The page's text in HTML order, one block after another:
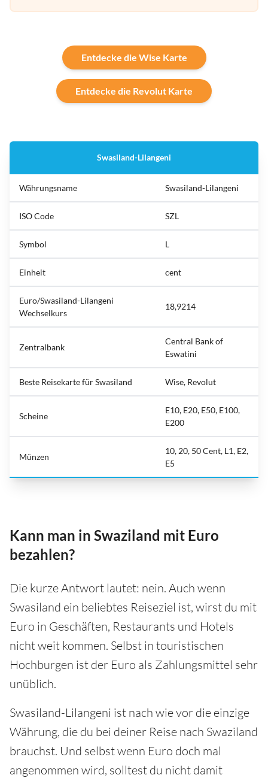
Entdecke die Wise Karte
Entdecke die Revolut Karte
Swasiland-Lilangeni
Währungsname Swasiland-Lilangeni
ISO Code SZL
Symbol ‎L
Einheit cent
Euro/Swasiland-Lilangeni
Wechselkurs
18,9214
Zentralbank
Central Bank of
Eswatini
Beste Reisekarte für Swasiland Wise, Revolut
Scheine
E10, E20, E50, E100,
E200
Münzen
10, 20, 50 Cent, L1, E2,
E5
Kann man in Swaziland mit Euro
bezahlen?
Die kurze Antwort lautet: nein. Auch wenn
Swasiland ein beliebtes Reiseziel ist, wirst du mit
Euro in Geschäften, Restaurants und Hotels
nicht weit kommen. Selbst in touristischen
Hochburgen ist der Euro als Zahlungsmittel sehr
unüblich.
Swasiland-Lilangeni ist nach wie vor die einzige
Währung, die du bei deiner Reise nach Swaziland
brauchst. Und selbst wenn Euro doch mal
angenommen wird, solltest du nicht damit